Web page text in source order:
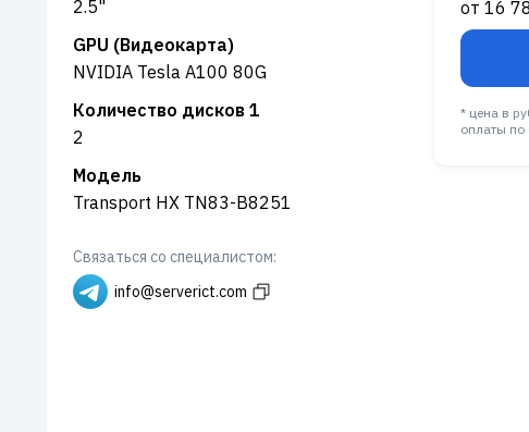
2.5"
GPU (Видеокарта)
NVIDIA Tesla A100 80G
Количество дисков 1
2
Модель
Transport HX TN83-B8251
Связаться со специалистом:
info@serverict.com
от 16
* цена в
оплаты по